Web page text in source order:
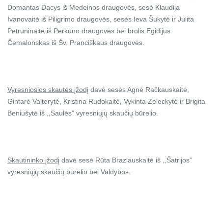
Domantas Dacys iš Medeinos draugovės, sesė Klaudija
Ivanovaitė iš Piligrimo draugovės, sesės Ieva Šukytė ir Julita
Petruninaitė iš Perkūno draugovės bei brolis Egidijus
Čemalonskas iš Šv. Pranciškaus draugovės.
Vyresniosios skautės įžodį davė sesės Agnė Račkauskaitė,
Gintarė Valterytė, Kristina Rudokaitė, Vykinta Zeleckytė ir Brigita
Beniušytė iš ,,Saulės” vyresniųjų skaučių būrelio.
Skautininko įžodį davė sesė Rūta Brazlauskaitė iš ,,Šatrijos”
vyresniųjų skaučių būrelio bei Valdybos.